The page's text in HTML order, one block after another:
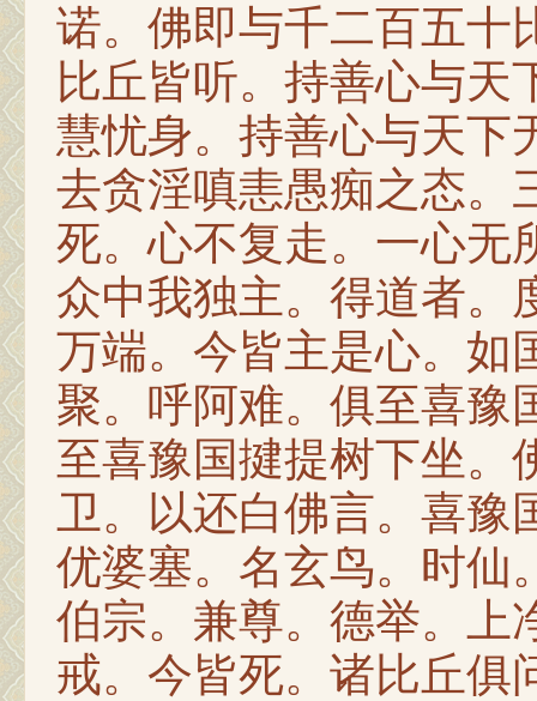
诺。佛即与千二百五十
比丘皆听。持善心与天
慧忧身。持善心与天下
去贪淫嗔恚愚痴之态。
死。心不复走。一心无
众中我独主。得道者。
万端。今皆主是心。如
聚。呼阿难。俱至喜豫
至喜豫国揵提树下坐。
卫。以还白佛言。喜豫
优婆塞。名玄鸟。时仙
伯宗。兼尊。德举。上
戒。今皆死。诸比丘俱